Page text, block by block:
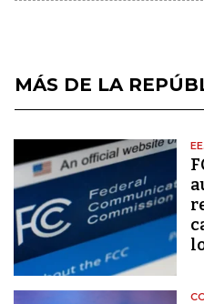
MÁS DE LA